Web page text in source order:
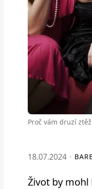
Proč vám druzí
18.07.2024
Život by mohl